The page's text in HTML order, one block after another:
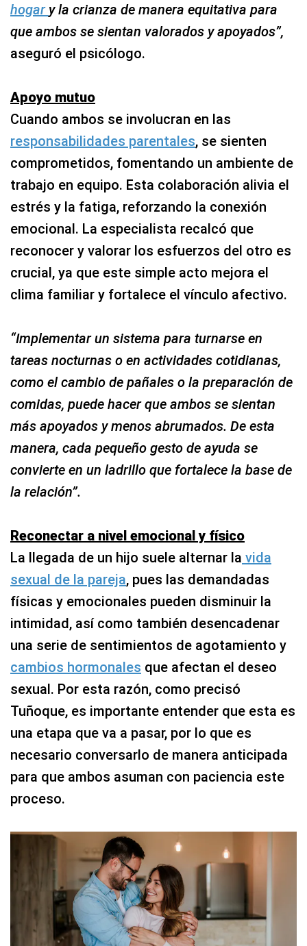
hogar y la crianza de manera equitativa para
que ambos se sientan valorados y apoyados”,
aseguró el psicólogo.
Apoyo mutuo
Cuando ambos se involucran en las
responsabilidades parentales, se sienten
comprometidos, fomentando un ambiente de
trabajo en equipo. Esta colaboración alivia el
estrés y la fatiga, reforzando la conexión
emocional. La especialista recalcó que
reconocer y valorar los esfuerzos del otro es
crucial, ya que este simple acto mejora el
clima familiar y fortalece el vínculo afectivo.
“Implementar un sistema para turnarse en
tareas nocturnas o en actividades cotidianas,
como el cambio de pañales o la preparación de
comidas, puede hacer que ambos se sientan
más apoyados y menos abrumados. De esta
manera, cada pequeño gesto de ayuda se
convierte en un ladrillo que fortalece la base de
la relación”.
Reconectar a nivel emocional y físico
La llegada de un hijo suele alternar la vida
sexual de la pareja, pues las demandadas
físicas y emocionales pueden disminuir la
intimidad, así como también desencadenar
una serie de sentimientos de agotamiento y
cambios hormonales que afectan el deseo
sexual. Por esta razón, como precisó
Tuñoque, es importante entender que esta es
una etapa que va a pasar, por lo que es
necesario conversarlo de manera anticipada
para que ambos asuman con paciencia este
proceso.